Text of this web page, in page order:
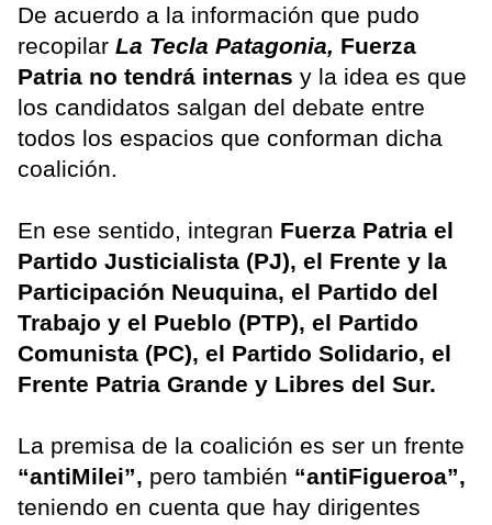
De acuerdo a la información que pudo
recopilar La Tecla Patagonia, Fuerza
Patria no tendrá internas y la idea es que
los candidatos salgan del debate entre
todos los espacios que conforman dicha
coalición.
En ese sentido, integran Fuerza Patria el
Partido Justicialista (PJ), el Frente y la
Participación Neuquina, el Partido del
Trabajo y el Pueblo (PTP), el Partido
Comunista (PC), el Partido Solidario, el
Frente Patria Grande y Libres del Sur.
La premisa de la coalición es ser un frente
“antiMilei”, pero también “antiFigueroa”,
teniendo en cuenta que hay dirigentes